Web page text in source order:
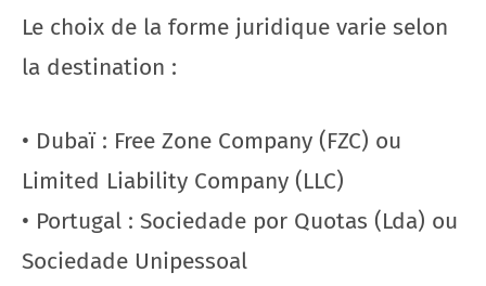
Le choix de la forme juridique varie selon
la destination :
• Dubaï : Free Zone Company (FZC) ou
Limited Liability Company (LLC)
• Portugal : Sociedade por Quotas (Lda) ou
Sociedade Unipessoal